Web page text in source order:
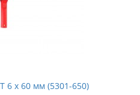
6 x 60 мм (5301-650)